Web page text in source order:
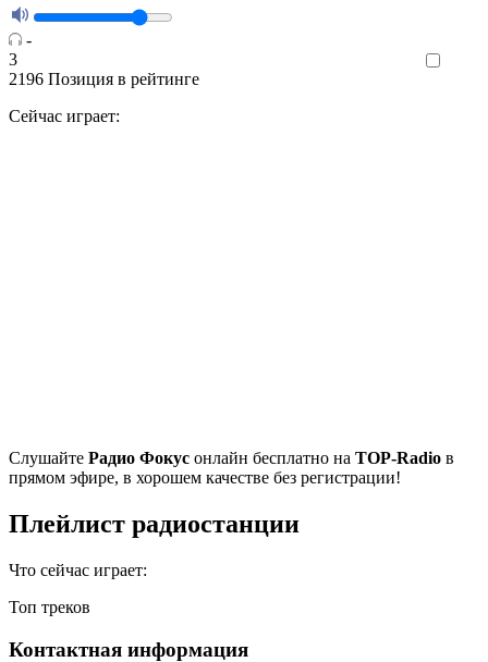
-
3
2196 Позиция в рейтинге
Сейчас играет:
Cлушайте Радио Фокус онлайн бесплатно на TOP-Radio в
прямом эфире, в хорошем качестве без регистрации!
Плейлист радиостанции
Что сейчас играет:
Топ треков
Контактная информация